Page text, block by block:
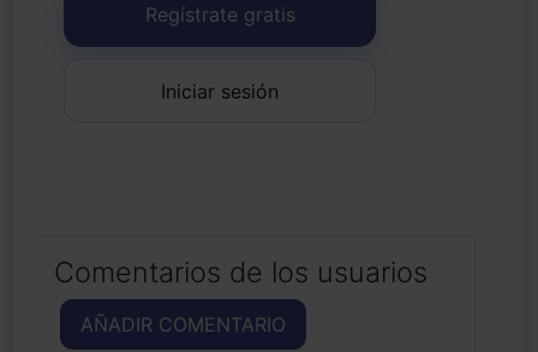
Regístrate gratis
Iniciar sesión
Comentarios de los usuarios
AÑADIR COMENTARIO